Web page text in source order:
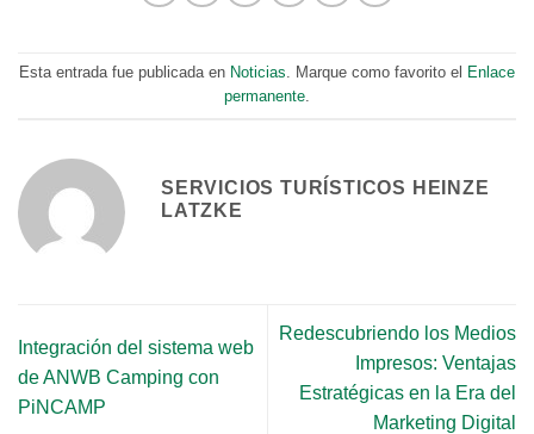
Esta entrada fue publicada en Noticias. Marque como favorito el Enlace
permanente.
SERVICIOS TURÍSTICOS HEINZE
LATZKE
Integración del sistema web
de ANWB Camping con
PiNCAMP
Redescubriendo los Medios
Impresos: Ventajas
Estratégicas en la Era del
Marketing Digital